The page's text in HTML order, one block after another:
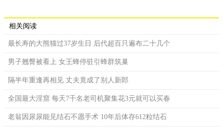
相关阅读
最长寿的大熊猫过37岁生日 后代超百只遍布二十几个
男子翘臀被看上 女王蜂停驻引蜂群筑巢
隔半年重逢再相见 丈夫竟成了别人新郎
全国最大淫窟 每天7千名老司机聚集花3元就可以买春
老翁因尿尿能见结石不愿手术 10年后体存612粒结石